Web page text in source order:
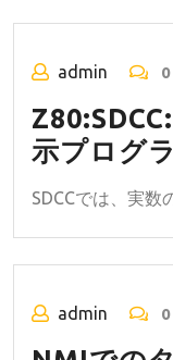
admin
示プログ
SDCCでは、実
admin